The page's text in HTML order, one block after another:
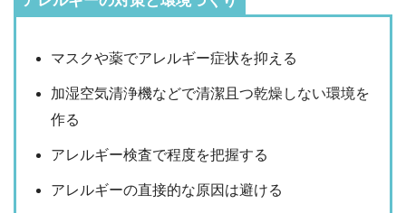
マスクや薬でアレルギー症状を抑える
加湿空気清浄機などで清潔且つ乾燥しない環境を
作る
アレルギー検査で程度を把握する
アレルギーの直接的な原因は避ける